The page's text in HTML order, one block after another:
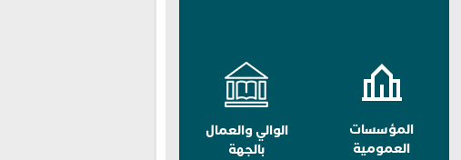
المؤسسات
العمومية
الوالي والعمال
بالجهة